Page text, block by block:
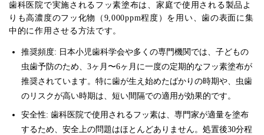
歯科医院で実施されるフッ素塗布は、家庭で使用される製品よ
りも高濃度のフッ化物（9,000ppm程度）を用い、歯の表面に集
中的に作用させる方法です。
推奨頻度: 日本小児歯科学会や多くの専門機関では、子どもの
虫歯予防のため、3ヶ月〜6ヶ月に一度の定期的なフッ素塗布が
推奨されています。特に歯が生え始めたばかりの時期や、虫歯
のリスクが高い時期は、短い間隔での適用が効果的です。
安全性: 歯科医院で使用されるフッ素は、専門家が適量を塗布
するため、安全上の問題はほとんどありません。処置後30分程